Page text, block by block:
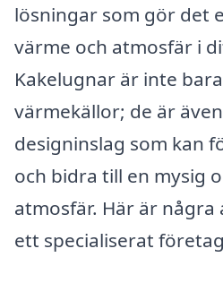
lösningar som gör det
värme och atmosfär i
Kakelugnar är inte
värmekällor; de är
designinslag som kan
och bidra till en mysig
atmosfär. Här är några
ett specialiserat